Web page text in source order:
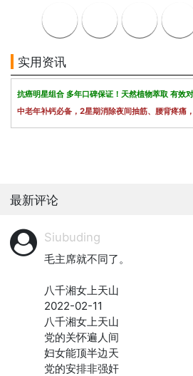
实用资讯
抗癌明星组合 多年口碑保证！天然植物萃取 有效
中老年补钙必备，2星期消除夜间抽筋、腰背疼痛
最新评论
Siubuding
毛主席就不同了。
八千湘女上天山
2022-02-11
八千湘女上天山
党的关怀遍人间
妇女能顶半边天
党的安排非强奸